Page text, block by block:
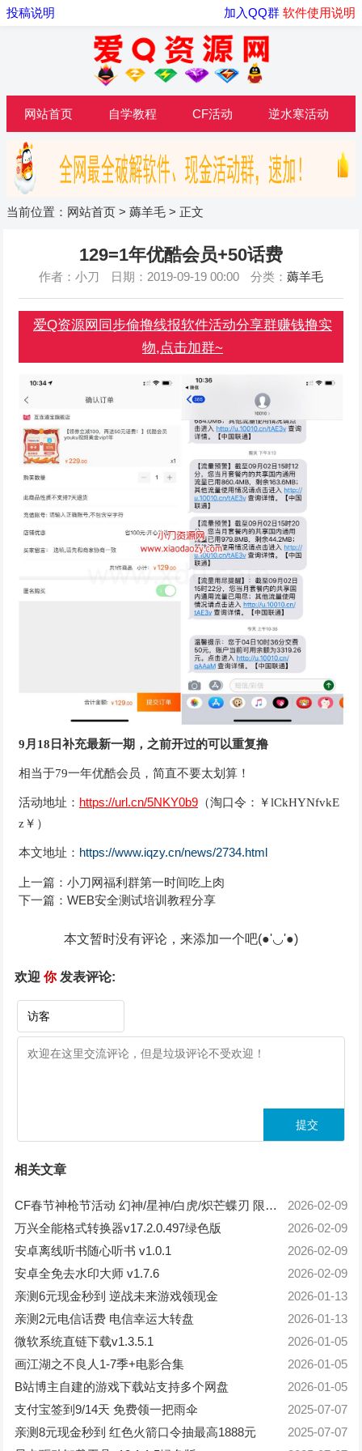
投稿说明 加入QQ群 软件使用说明
网站首页 自学教程 CF活动 逆水寒活动
当前位置： 网站首页 > 薅羊毛 > 正文
129=1年优酷会员+50话费
作者：小刀 日期：2019-09-19 00:00 分类： 薅羊毛
爱Q资源网同步偷撸线报软件活动分享群赚钱撸实
物,点击加群~
9月18日补充最新一期，之前开过的可以重复撸
相当于79一年优酷会员，简直不要太划算！
活动地址： https://url.cn/5NKY0b9 （淘口令：￥lCkHYNfvkE
z￥）
本文地址： https://www.iqzy.cn/news/2734.html
上一篇： 小刀网福利群第一时间吃上肉
下一篇： WEB安全测试培训教程分享
本文暂时没有评论，来添加一个吧(●'◡'●)
欢迎 你发表评论:
相关文章
2026-02-09
CF春节神枪节活动 幻神/星神/白虎/炽芒蝶刃 限时免费体验
2026-02-09
万兴全能格式转换器v17.2.0.497绿色版
2026-02-09
安卓离线听书随心听书 v1.0.1
2026-02-09
安卓全免去水印大师 v1.7.6
2026-01-13
亲测6元现金秒到 逆战未来游戏领现金
2026-01-13
亲测2元电信话费 电信幸运大转盘
2026-01-05
微软系统直链下载v1.3.5.1
2026-01-05
画江湖之不良人1-7季+电影合集
2026-01-05
B站博主自建的游戏下载站支持多个网盘
2025-07-07
支付宝签到9/14天 免费领一把雨伞
2025-07-07
亲测8元现金秒到 红色火箭口令抽最高1888元